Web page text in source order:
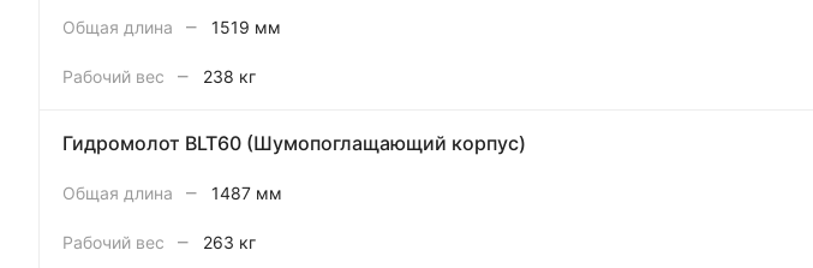
Общая длина – 1519 мм
Рабочий вес – 238 кг
Гидромолот BLT60 (Шумопоглащающий корпус)
Общая длина – 1487 мм
Рабочий вес – 263 кг